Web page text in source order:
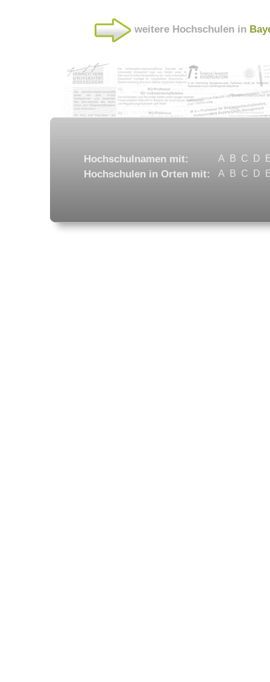
weitere Hochschulen in
Hochschulnamen mit: A B C D
Hochschulen in Orten mit: A B C D